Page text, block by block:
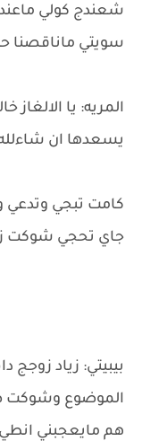
شعندج كولي
سويتي ماناقصنا
المريه: يا الالغاز
يسعدها ان
كامت تبجي وتدعي
جاي تحجي شوكت
بيبيتي: زياد
الموضوع وشوكت
هم مايعجبني انطي